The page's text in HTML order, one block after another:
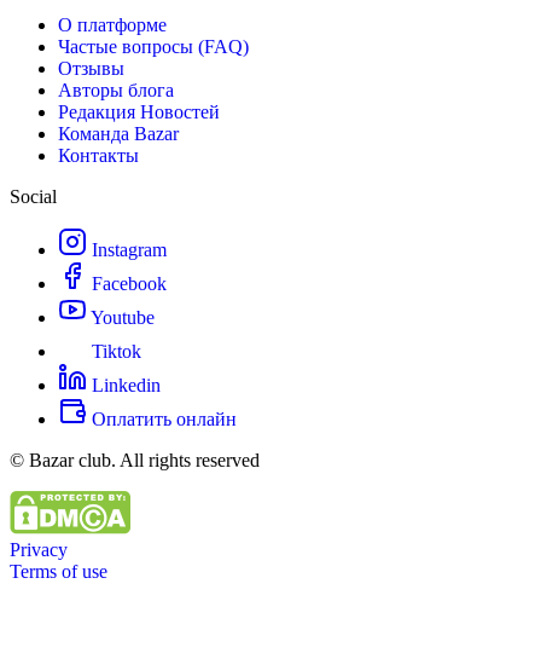
О платформе
Частые вопросы (FAQ)
Отзывы
Авторы блога
Редакция Новостей
Команда Bazar
Контакты
Social
Instagram
Facebook
Youtube
Tiktok
Linkedin
Оплатить онлайн
© Bazar club. All rights reserved
Privacy
Terms of use